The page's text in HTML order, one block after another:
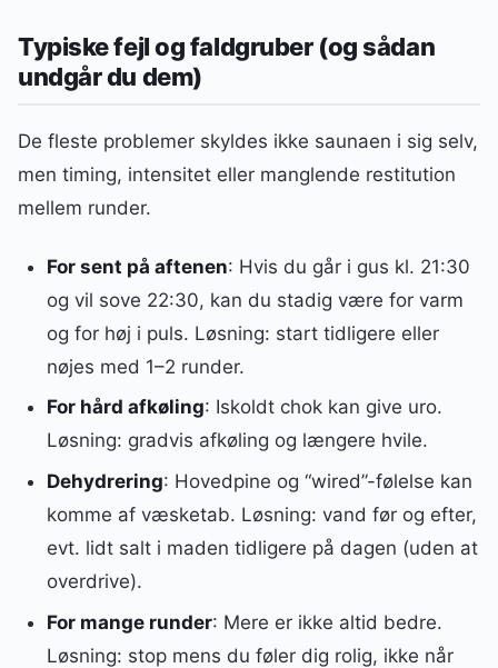
Typiske fejl og faldgruber (og sådan
undgår du dem)
De fleste problemer skyldes ikke saunaen i sig selv,
men timing, intensitet eller manglende restitution
mellem runder.
For sent på aftenen: Hvis du går i gus kl. 21:30
og vil sove 22:30, kan du stadig være for varm
og for høj i puls. Løsning: start tidligere eller
nøjes med 1–2 runder.
For hård afkøling: Iskoldt chok kan give uro.
Løsning: gradvis afkøling og længere hvile.
Dehydrering: Hovedpine og “wired”-følelse kan
komme af væsketab. Løsning: vand før og efter,
evt. lidt salt i maden tidligere på dagen (uden at
overdrive).
For mange runder: Mere er ikke altid bedre.
Løsning: stop mens du føler dig rolig, ikke når